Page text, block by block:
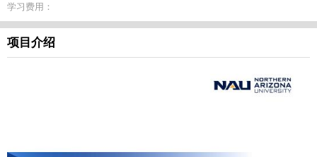
学习费用：
项目介绍